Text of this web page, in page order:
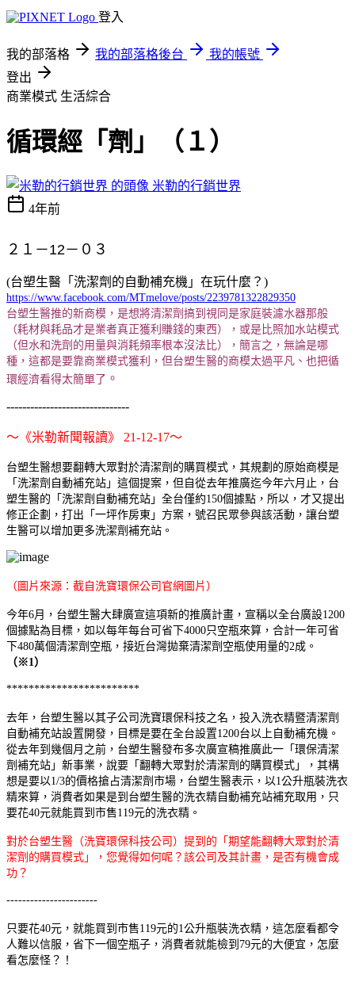
登入
我的部落格 我的部落格後台
我的帳號
登出
商業模式 生活綜合
循環經「劑」（１）
米勒的行銷世界
4年前
２１－12－０３
(台塑生醫「洗潔劑的自動補充機」在玩什麼？)
https://www.facebook.com/MTmelove/posts/2239781322829350
台塑生醫推的新商模，是想將清潔劑搞到視同是家庭裝濾水器那般
（耗材與耗品才是業者真正獲利賺錢的東西），或是比照加水站模式
（但水和洗劑的用量與消耗頻率根本沒法比），簡言之，無論是哪
種，這都是要靠商業模式獲利，但台塑生醫的商模太過平凡、也把循
環經濟看得太簡單了 。
-------------------------------
～《米勒新聞報讀》 21-12-17～
台塑生醫想要翻轉大眾對於清潔劑的購買模式，其規劃的原始商模是
「洗潔劑自動補充站」這個提案，但自從去年推廣迄今年六月止，台
塑生醫的「洗潔劑自動補充站」全台僅約150個據點，所以，才又提出
修正企劃，打出「一坪作房東」方案，號召民眾參與該活動，讓台塑
生醫可以增加更多洗潔劑補充站。
（圖片來源：截自洗寶環保公司官網圖片）
今年6月，台塑生醫大肆廣宣這項新的推廣計畫，宣稱以全台廣設1200
個據點為目標，如以每年每台可省下4000只空瓶來算，合計一年可省
下480萬個清潔劑空瓶，接近台灣拋棄清潔劑空瓶使用量的2成。
（※1）
************************
去年，台塑生醫以其子公司洗寶環保科技之名，投入洗衣精暨清潔劑
自動補充站設置開發，目標是要在全台設置1200台以上自動補充機。
從去年到幾個月之前，台塑生醫發布多次廣宣稿推廣此一「環保清潔
劑補充站」新事業，說要「翻轉大眾對於清潔劑的購買模式」，其構
想是要以1/3的價格搶占清潔劑市場，台塑生醫表示，以1公升瓶裝洗衣
精來算，消費者如果是到台塑生醫的洗衣精自動補充站補充取用，只
要花40元就能買到市售119元的洗衣精。
對於台塑生醫（洗寶環保科技公司）提到的「期望能翻轉大眾對於清
潔劑的購買模式」，您覺得如何呢？該公司及其計畫，是否有機會成
功？
-----------------------
只要花40元，就能買到市售119元的1公升瓶裝洗衣精，這怎麼看都令
人難以信服，省下一個空瓶子，消費者就能檢到79元的大便宜，怎麼
看怎麼怪？！